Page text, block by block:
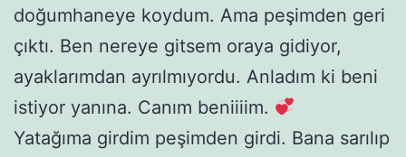
doğumhaneye koydum. Ama peşimden geri
çıktı. Ben nereye gitsem oraya gidiyor,
ayaklarımdan ayrılmıyordu. Anladım ki beni
istiyor yanına. Canım beniiiim.
Yatağıma girdim peşimden girdi. Bana sarılıp